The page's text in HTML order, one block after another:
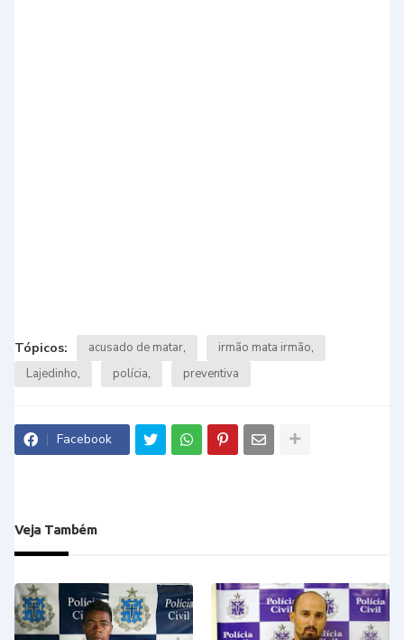
Tópicos: acusado de matar
irmão mata irmão
Lajedinho
polícia preventiva
Facebook
Veja Também